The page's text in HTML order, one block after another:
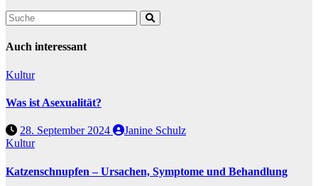
Auch interessant
Kultur
Was ist Asexualität?
28. September 2024
Janine Schulz
Kultur
Katzenschnupfen – Ursachen, Symptome und Behandlung